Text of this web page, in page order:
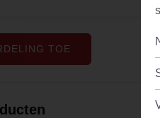
leuk. Ik ga deze nog proberen
TOE